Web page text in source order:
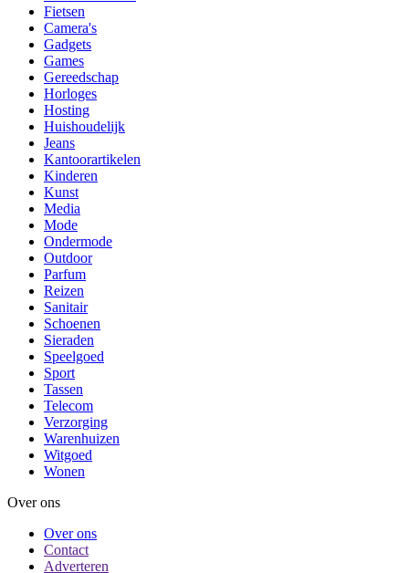
Fietsen
Camera's
Gadgets
Games
Gereedschap
Horloges
Hosting
Huishoudelijk
Jeans
Kantoorartikelen
Kinderen
Kunst
Media
Mode
Ondermode
Outdoor
Parfum
Reizen
Sanitair
Schoenen
Sieraden
Speelgoed
Sport
Tassen
Telecom
Verzorging
Warenhuizen
Witgoed
Wonen
Over ons
Over ons
Contact
Adverteren